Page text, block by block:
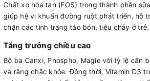
Chất xơ hòa tan (FOS) trong thành phần
giúp hệ vi khuẩn đường ruột phát triển, hỗ
chặn các tình trạng táo bón, tiêu chảy ở trẻ.
Tăng trưởng chiều cao
Bộ ba Canxi, Phospho, Magie với tỷ lệ cân
và răng chắc khỏe. Đồng thời, Vitamin D3